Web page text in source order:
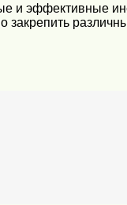
и эффективные